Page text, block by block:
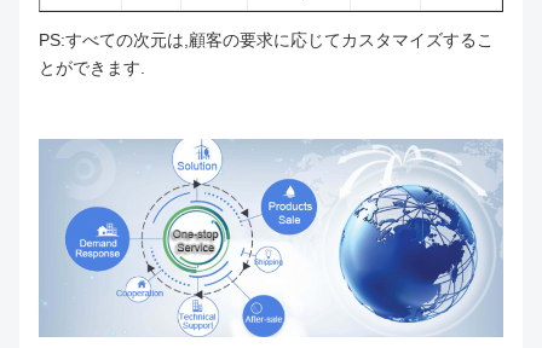
PS:すべての次元は,顧客の要求に応じてカスタマイズするこ
とができます.